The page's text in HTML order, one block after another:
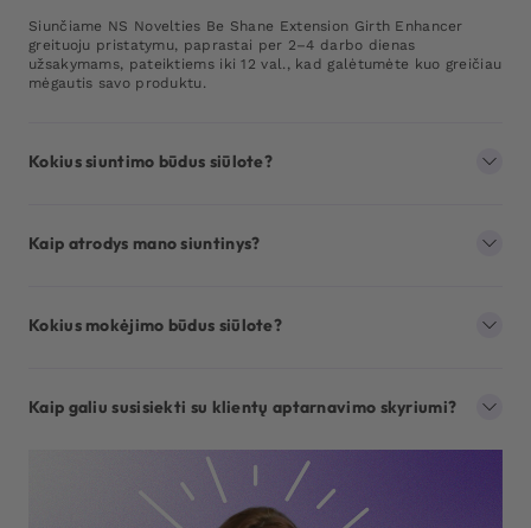
Siunčiame NS Novelties Be Shane Extension Girth Enhancer
greituoju pristatymu, paprastai per 2–4 darbo dienas
užsakymams, pateiktiems iki 12 val., kad galėtumėte kuo greičiau
mėgautis savo produktu.
Kokius siuntimo būdus siūlote?
Kaip atrodys mano siuntinys?
Kokius mokėjimo būdus siūlote?
Kaip galiu susisiekti su klientų aptarnavimo skyriumi?